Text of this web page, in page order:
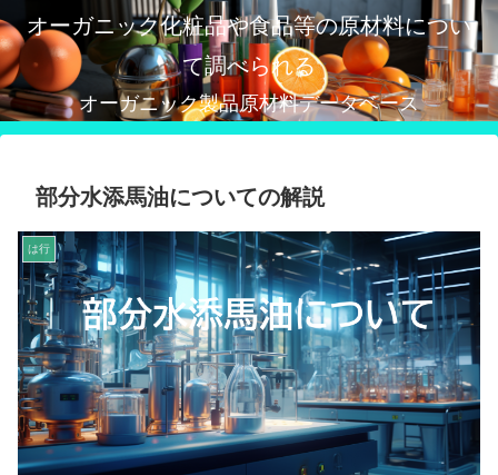
オーガニック化粧品や食品等の原材料につい
て調べられる
オーガニック製品原材料データベース
部分水添馬油についての解説
は行